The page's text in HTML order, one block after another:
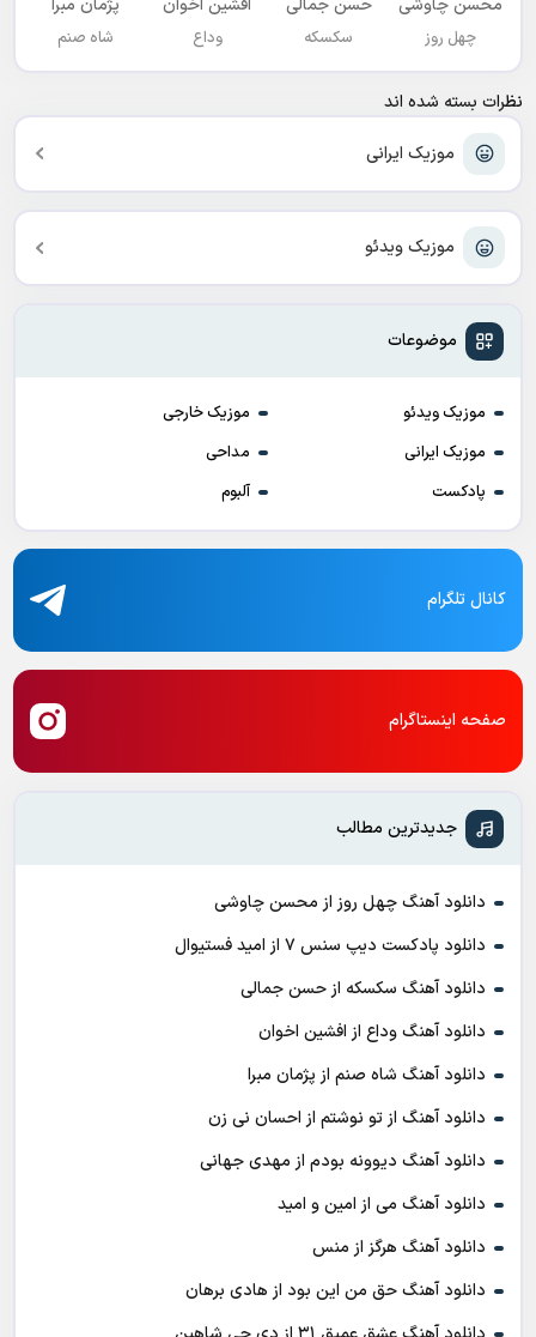
موزیک ایرانی
موزیک ویدئو
موضوعات
موزیک ویدئو
موزیک خارجی
موزیک ایرانی
مداحی
پادکست
آلبوم
محسن چاوشی
چهل روز
حسن جمالی
سکسکه
افشين اخوان
وداع
پژمان مبرا
شاه صنم
نظرات بسته شده اند
کانال تلگرام
صفحه اینستاگرام
جدیدترین مطالب
دانلود آهنگ چهل روز از محسن چاوشی
دانلود پادکست ديپ سنس ۷ از اميد فستيوال
دانلود آهنگ سکسکه از حسن جمالی
دانلود آهنگ وداع از افشين اخوان
دانلود آهنگ شاه صنم از پژمان مبرا
دانلود آهنگ از تو نوشتم از احسان نی زن
دانلود آهنگ دیوونه بودم از مهدی جهانی
دانلود آهنگ می از امین و امید
دانلود آهنگ هرگز از منس
دانلود آهنگ حق من این بود از هادی برهان